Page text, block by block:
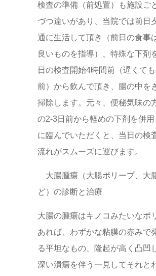
検査の準備（前処置）も施設ご
づつ違いがあり、当院では前日
通に生活して頂き（前日の食事
良いものを指導）、特殊な下剤
日の検査開始4時間前（遅くて
前）から飲んで頂き、腸の中を
掃除します。元々、便秘気味の
の2-3日前から軽めの下剤を併
に臨んでいただくと、当日の検
流れがスムーズに運びます。
大腸腫瘍（大腸ポリープ、大
ど）の診断と治療
大腸の腫瘍はキノコみたいなポ
あれば、わずかな粘膜の赤みで
る平坦なもの、隆起が高く凸凹
深い潰瘍を伴う一見してそれと